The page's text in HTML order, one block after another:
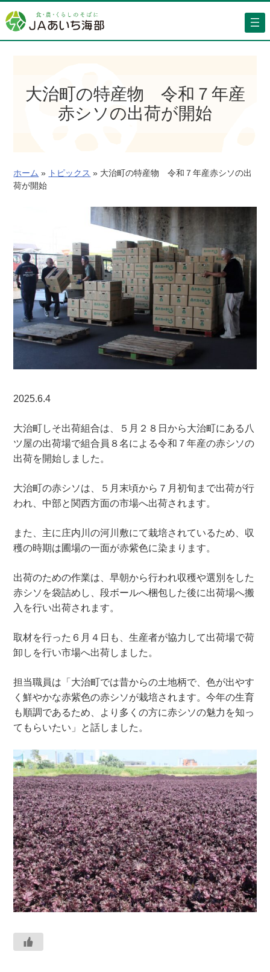
容
を
大治町の特産物 令和７年産
赤シソの出荷が開始
ホーム » トピックス » 大治町の特産物 令和７年産赤シソの出
荷が開始
2025.6.4
大治町しそ出荷組合は、５月２８日から大治町にある八
ツ屋の出荷場で組合員８名による令和７年産の赤シソの
出荷を開始しました。
大治町の赤シソは、５月末頃から７月初旬まで出荷が行
われ、中部と関西方面の市場へ出荷されます。
また、主に庄内川の河川敷にて栽培されているため、収
穫の時期は圃場の一面が赤紫色に染まります。
出荷のための作業は、早朝から行われ収穫や選別をした
赤シソを袋詰めし、段ボールへ梱包した後に出荷場へ搬
入を行い出荷されます。
取材を行った６月４日も、生産者が協力して出荷場で荷
卸しを行い市場へ出荷しました。
担当職員は「大治町では昔からの土地柄で、色が出やす
く鮮やかな赤紫色の赤シソが栽培されます。今年の生育
も順調であるため、より多くの方に赤シソの魅力を知っ
てもらいたい」と話しました。